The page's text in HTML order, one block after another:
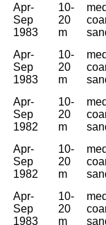
Apr-
Sep
1983
10-
20
m
Apr-
Sep
1983
10-
20
m
Apr-
Sep
1982
10-
20
m
Apr-
Sep
1982
10-
20
m
Apr-
Sep
1983
10-
20
m